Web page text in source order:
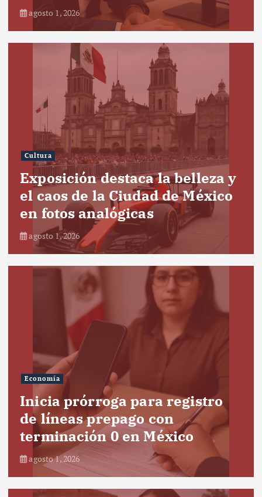
agosto 1, 2026
Cultura
Exposición destaca la belleza y
el caos de la Ciudad de México
en fotos analógicas
agosto 1, 2026
Economía
Inicia prórroga para registro
de líneas prepago con
terminación 0 en México
agosto 1, 2026